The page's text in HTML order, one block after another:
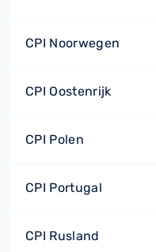
CPI Noorwegen
CPI Oostenrijk
CPI Polen
CPI Portugal
CPI Rusland